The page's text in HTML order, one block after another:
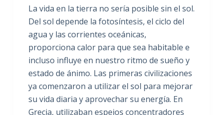
La vida en la tierra no sería posible sin el sol.
Del sol depende la fotosíntesis, el ciclo del
agua y las corrientes oceánicas,
proporciona calor para que sea habitable e
incluso influye en nuestro ritmo de sueño y
estado de ánimo. Las primeras civilizaciones
ya comenzaron a utilizar el sol para mejorar
su vida diaria y aprovechar su energía. En
Grecia, utilizaban espejos concentradores